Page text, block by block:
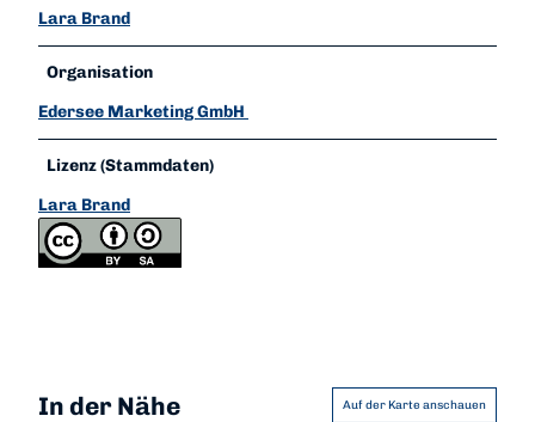
Lara Brand
Organisation
Edersee Marketing GmbH
Lizenz (Stammdaten)
Lara Brand
In der Nähe Auf der Karte anschauen